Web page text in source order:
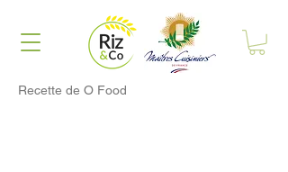
Recette de O Food